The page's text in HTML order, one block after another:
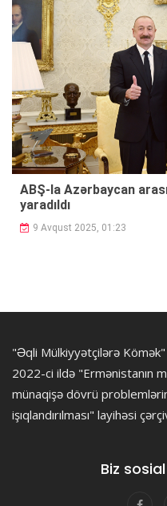
ABŞ-la Azərbaycan
yaradıldı
9 Avqust 2025, 01:23
"Əqli Mülkiyyətçilərə
2022-ci ildə "Ermənistanın
münaqişə dövrü
işıqlandırılması" layihəsi
Biz